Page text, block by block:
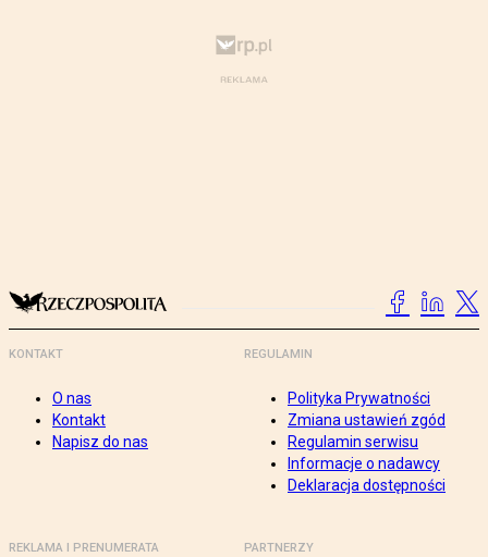
KONTAKT
O nas
Kontakt
Napisz do nas
REGULAMIN
Polityka Prywatności
Zmiana ustawień zgód
Regulamin serwisu
Informacje o nadawcy
Deklaracja dostępności
REKLAMA I PRENUMERATA PARTNERZY